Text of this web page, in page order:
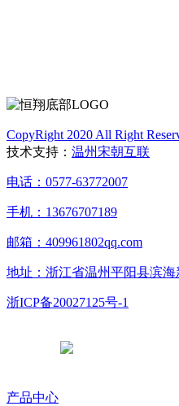
CopyRight 2020 All Right
技术支持： 温州宋朝互联
电话：0577-63772007
手机：13676707189
邮箱：409961802qq.com
地址：浙江省温州平阳县滨海
浙ICP备20027125号-1
产品中心